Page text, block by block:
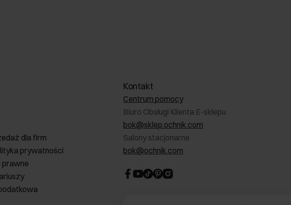
dla firm
prywatności
prawne
Kontakt
Centrum pomocy
Biuro Obsługi Klienta E-sklepu
bok@sklep.ochnik.com
Salony stacjonarne
bok@ochnik.com